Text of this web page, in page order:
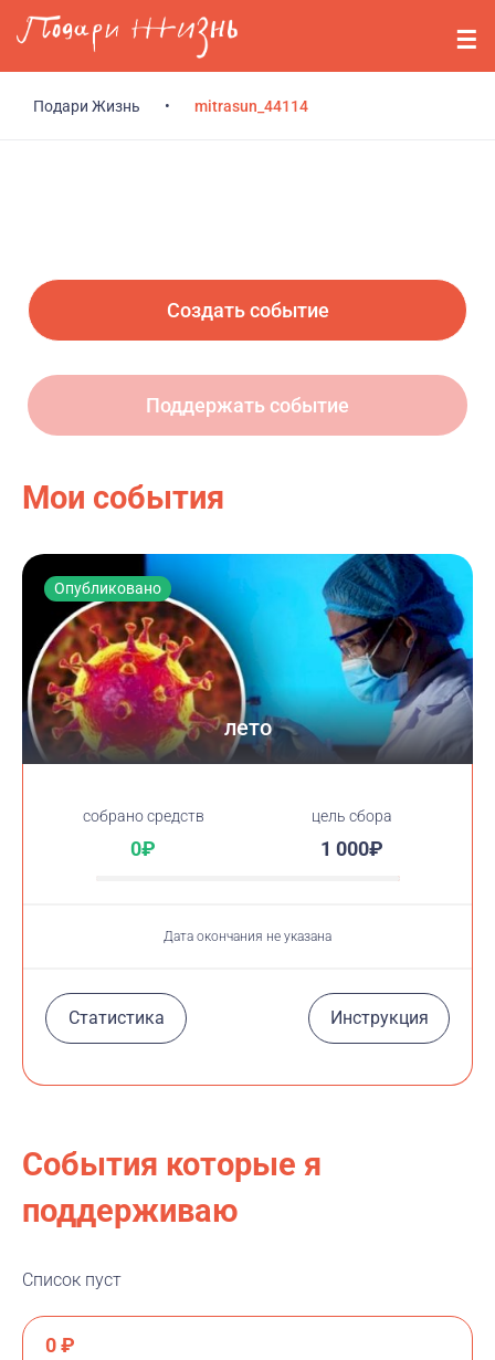
Перейти к основному содержанию
События
Войти
Подари Жизнь • mitrasun_44114
Создать событие
Поддержать событие
Мои события
Опубликовано
лето
cобрано средств
0₽
цель сбора
1 000₽
Дата окончания не указана
Статистика Инструкция
События которые я
поддерживаю
Список пуст
0 ₽